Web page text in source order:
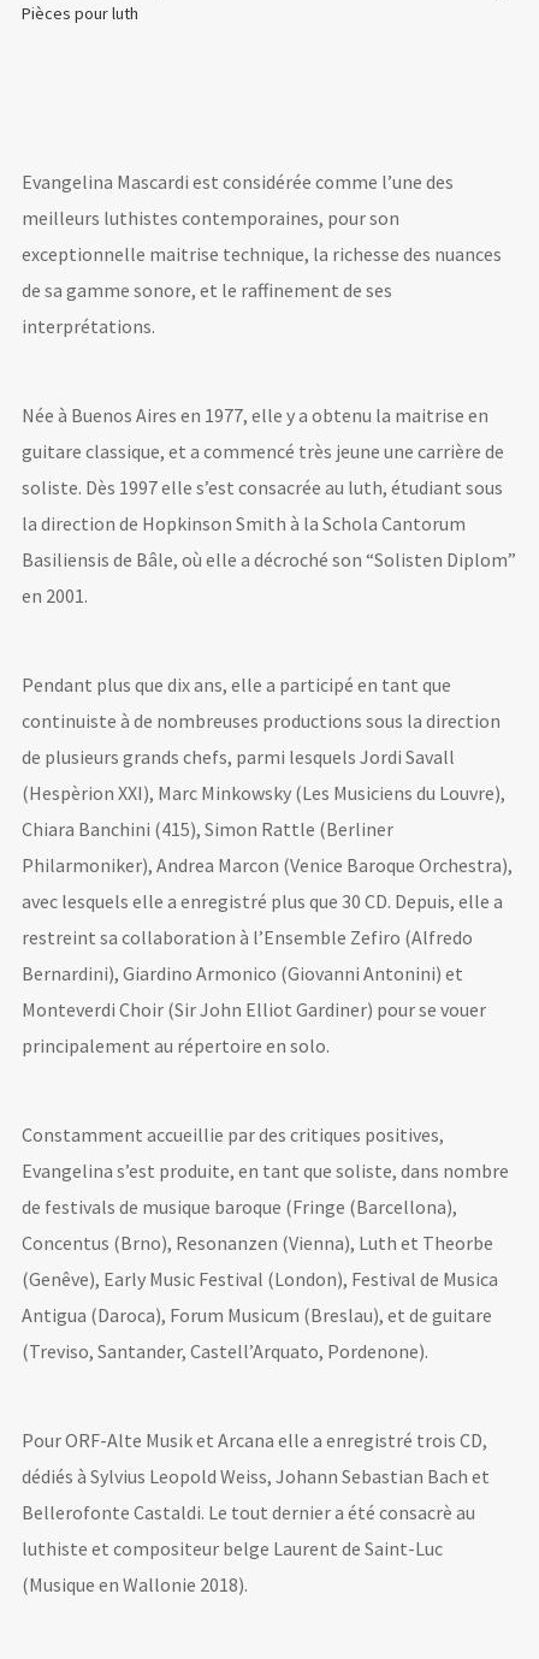
LOGIN
Username or email address
Password*
I need to register Lost your password?
Pièces pour luth
Evangelina Mascardi est considérée comme l’une des
meilleurs luthistes contemporaines, pour son
exceptionnelle maitrise technique, la richesse des nuances
de sa gamme sonore, et le raffinement de ses
interprétations.
Née à Buenos Aires en 1977, elle y a obtenu la maitrise en
guitare classique, et a commencé très jeune une carrière de
soliste. Dès 1997 elle s’est consacrée au luth, étudiant sous
la direction de Hopkinson Smith à la Schola Cantorum
Basiliensis de Bâle, où elle a décroché son “Solisten Diplom”
en 2001.
Pendant plus que dix ans, elle a participé en tant que
continuiste à de nombreuses productions sous la direction
de plusieurs grands chefs, parmi lesquels Jordi Savall
(Hespèrion XXI), Marc Minkowsky (Les Musiciens du Louvre),
Chiara Banchini (415), Simon Rattle (Berliner
Philarmoniker), Andrea Marcon (Venice Baroque Orchestra),
avec lesquels elle a enregistré plus que 30 CD. Depuis, elle a
restreint sa collaboration à l’Ensemble Zefiro (Alfredo
Bernardini), Giardino Armonico (Giovanni Antonini) et
Monteverdi Choir (Sir John Elliot Gardiner) pour se vouer
principalement au répertoire en solo.
Constamment accueillie par des critiques positives,
Evangelina s’est produite, en tant que soliste, dans nombre
de festivals de musique baroque (Fringe (Barcellona),
Concentus (Brno), Resonanzen (Vienna), Luth et Theorbe
(Genêve), Early Music Festival (London), Festival de Musica
Antigua (Daroca), Forum Musicum (Breslau), et de guitare
(Treviso, Santander, Castell’Arquato, Pordenone).
Pour ORF-Alte Musik et Arcana elle a enregistré trois CD,
dédiés à Sylvius Leopold Weiss, Johann Sebastian Bach et
Bellerofonte Castaldi. Le tout dernier a été consacrè au
luthiste et compositeur belge Laurent de Saint-Luc
(Musique en Wallonie 2018).